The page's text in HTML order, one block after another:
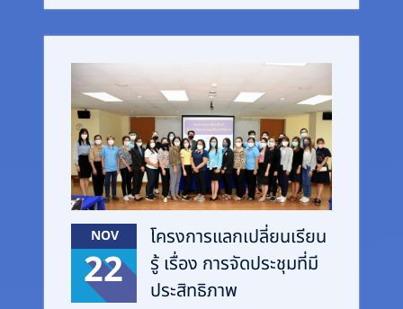
NOV
22
โครงการแลกเปลี่ยนเรียน
รู้ เรื่อง การจัดประชุมที่มี
ประสิทธิภาพ